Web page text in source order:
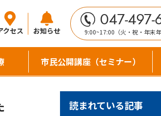
047-
9:00~17:00（火・祝・年末年
クセス お知らせ
市民公開講座（セミナー）
読まれている記事